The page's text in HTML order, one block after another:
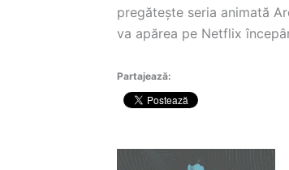
pregătește seria animată
va apărea pe Netflix
Partajează: